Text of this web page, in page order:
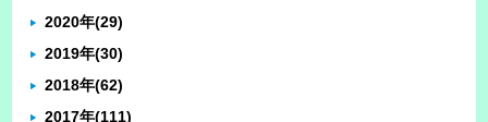
2020年(29)
2019年(30)
2018年(62)
2017年(111)